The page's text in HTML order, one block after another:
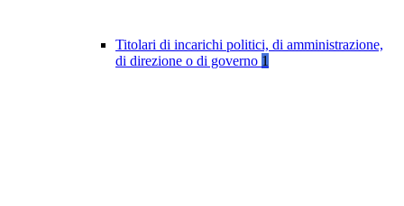
Titolari di incarichi politici, di amministrazione,
di direzione o di governo 1